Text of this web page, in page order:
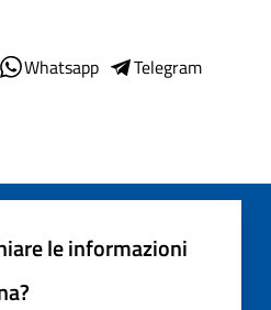
Whatsapp
Telegram
le informazioni